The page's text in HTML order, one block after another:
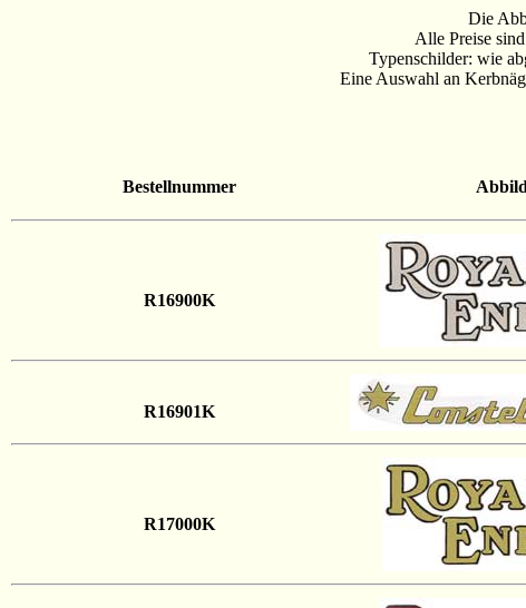
Die
Alle Preise
Typenschilder: wie
Eine Auswahl an
Bestellnummer
R16900K
R16901K
R17000K